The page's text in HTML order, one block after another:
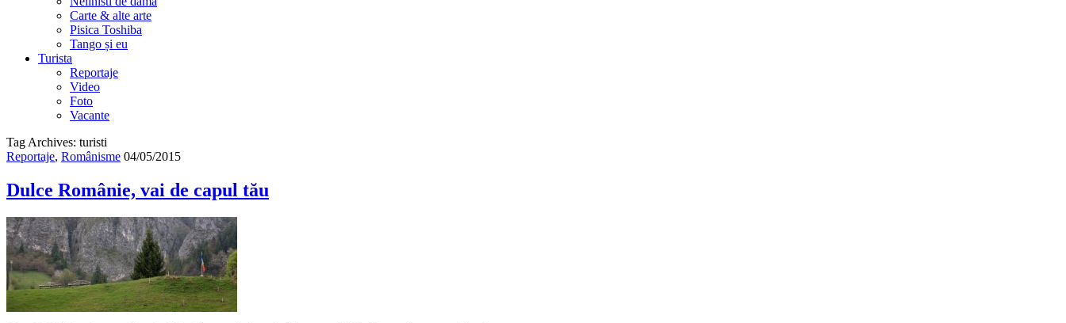
Carte & alte arte
Pisica Toshiba
Tango și eu
Turista
Reportaje
Video
Foto
Vacante
Tag Archives: turisti
Reportaje, Românisme 04/05/2015
Dulce Românie, vai de capul tău